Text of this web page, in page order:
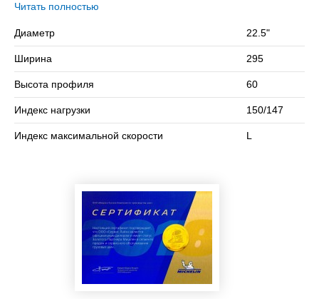
бескамерная шина с допустимой нагрузкой 3350 / 3075 кг.
скоростью в 120 км/ч.
Сомневаетесь в выборе? Позвоните нам – подберем
подходящий вариант!
Читать полностью
Диаметр 22.5"
Ширина 295
Высота профиля 60
Индекс нагрузки 150/147
Индекс максимальной скорости L